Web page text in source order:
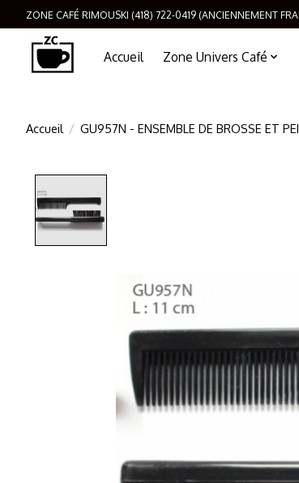
ZONE CAFÉ RIMOUSKI (418) 722-0419 (ANCIENNEMENT
Accueil Zone Univers Café
Accueil / GU957N - ENSEMBLE DE BROSSE ET